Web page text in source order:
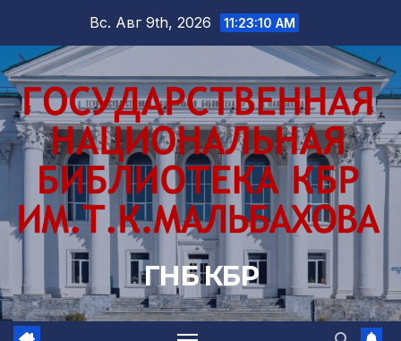
содержимому
Вс. Авг 9th, 2026 11:23:12 AM
ГНБ КБР